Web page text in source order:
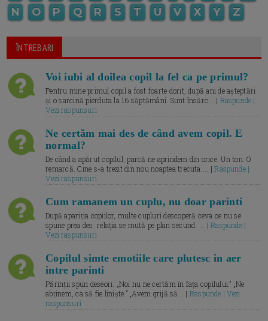
N
O P Q R S T U V X Y Z
ÎNTREBARI
Voi iubi al doilea copil la fel ca pe primul?
Pentru mine primul copil a fost foarte dorit, după ani de așteptări
și o sarcină pierduta la 16 săptămâni. Sunt însărc... | Raspunde |
Vezi raspunsuri
Ne certăm mai des de când avem copil. E
normal?
De când a apărut copilul, parcă ne aprindem din orice. Un ton. O
remarcă. Cine s-a trezit din nou noaptea trecuta.... |Raspunde |
Vezi raspunsuri
Cum ramanem un cuplu, nu doar parinti
După apariția copiilor, multe cupluri descoperă ceva ce nu se
spune prea des: relația se mută pe plan secund. ... |Raspunde |
Vezi raspunsuri
Copilul simte emotiile care plutesc in aer
intre parinti
Părinții spun deseori: „Noi nu ne certăm în fața copilului.” „Ne
abținem, ca să fie liniște.” „Avem grijă să... | Raspunde | Vezi
raspunsuri